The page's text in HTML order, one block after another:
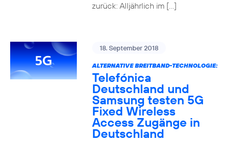
zurück: Alljährlich im […]
18. September 2018
ALTERNATIVE BREITBAND-TECHNOLOGIE:
Telefónica
Deutschland und
Samsung testen 5G
Fixed Wireless
Access Zugänge in
Deutschland